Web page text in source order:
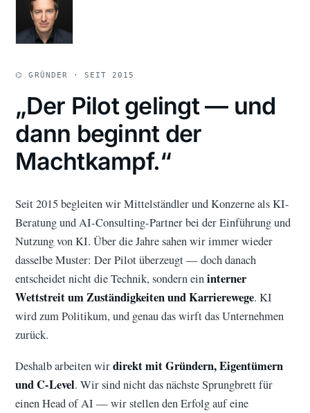
⌬ GRÜNDER · SEIT 2015
„Der Pilot gelingt — und
dann beginnt der
Machtkampf.“
Seit 2015 begleiten wir Mittelständler und Konzerne als KI-
Beratung und AI-Consulting-Partner bei der Einführung und
Nutzung von KI. Über die Jahre sahen wir immer wieder
dasselbe Muster: Der Pilot überzeugt — doch danach
entscheidet nicht die Technik, sondern eininterner
Wettstreit um Zuständigkeiten und Karrierewege. KI
wird zum Politikum, und genau das wirft das Unternehmen
zurück.
Deshalb arbeiten wirdirekt mit Gründern, Eigentümern
und C-Level. Wir sind nicht das nächste Sprungbrett für
einen Head of AI — wir stellen den Erfolg auf eine